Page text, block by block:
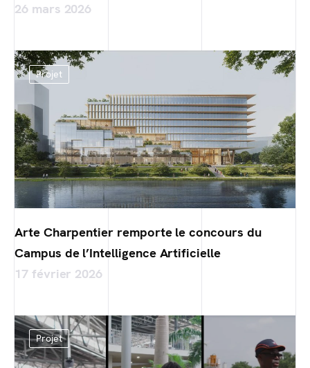
26 mars 2026
Projet
Arte Charpentier remporte le concours du
Campus de l’Intelligence Artificielle
17 février 2026
Projet